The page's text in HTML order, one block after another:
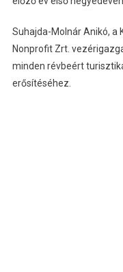
Suhajda-Molnár Anikó, a
Nonprofit Zrt.
minden révbeért
erősítéséhez.